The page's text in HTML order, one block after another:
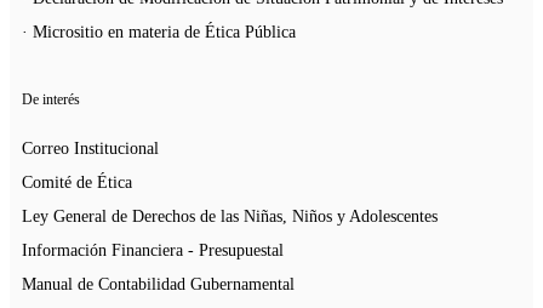
· Micrositio en materia de Ética Pública
De interés
Correo Institucional
Comité de Ética
Ley General de Derechos de las Niñas, Niños y Adolescentes
Información Financiera - Presupuestal
Manual de Contabilidad Gubernamental